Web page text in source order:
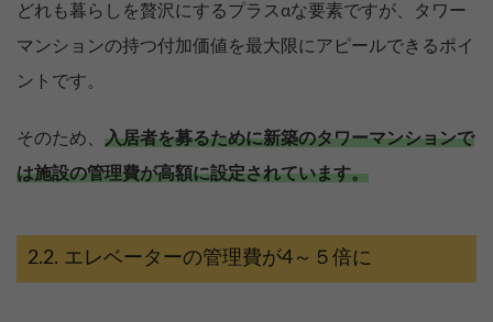
どれも暮らしを贅沢にするプラスαな要素ですが、タワー
マンションの持つ付加価値を最大限にアピールできるポイ
ントです。
そのため、 入居者を募るために新築のタワーマンションで
は施設の管理費が高額に設定されています。
エレベーターの管理費が4～５倍に